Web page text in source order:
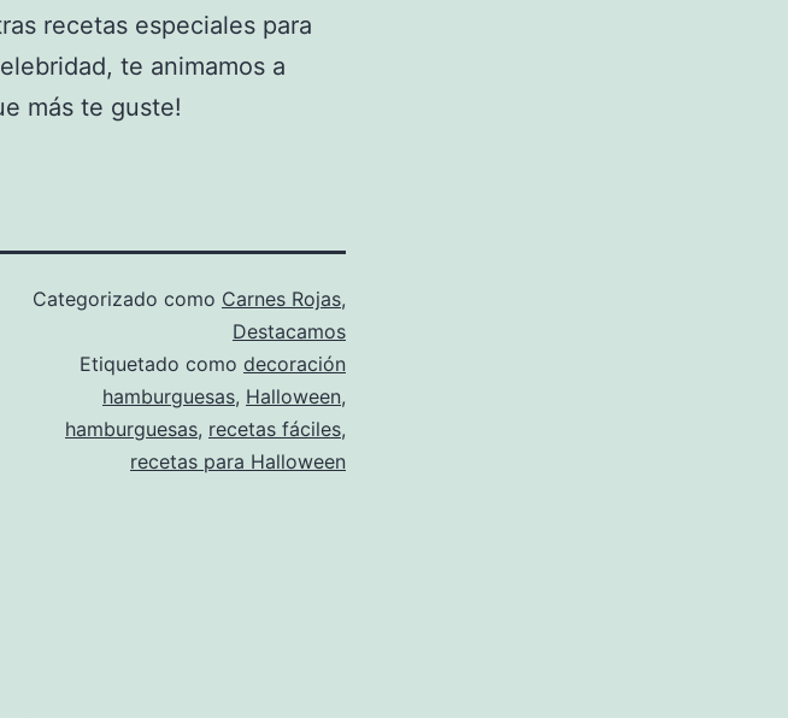
recetas especiales para
te animamos a
más te guste!
Categorizado como Carnes Rojas,
Destacamos
Etiquetado como decoración
hamburguesas, Halloween,
hamburguesas, recetas fáciles,
recetas para Halloween